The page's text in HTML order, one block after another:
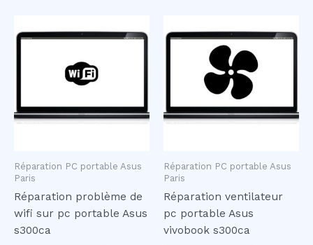
Réparation PC portable Asus
Paris
Réparation problème de
wifi sur pc portable Asus
s300ca
Réparation PC portable Asus
Paris
Réparation ventilateur
pc portable Asus
vivobook s300ca